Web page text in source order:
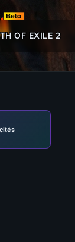
OF EXILE 2